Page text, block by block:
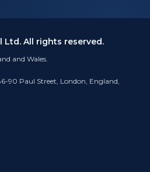
Ltd. All rights reserved.
and Wales.
90 Paul Street, London, England,